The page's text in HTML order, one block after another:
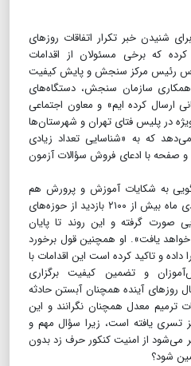
شنیدن خبر تکرار اتفاقات روزهای
که برخی مسئولان از اقدامات
رئیس مرکز سنجش و پایش کیفیت
سازمان سنجش، دستگاه‌های
ارسال کرده ایم» و معاون اجتماعی
تشکیل ۷۰کارگروه ویژه در پلیس فتای تهران و شهرستان‌ها
که به «شناسایی تعداد زیادی
و انسداد ۹ کانال و صفحه با ادعای فروش سؤالات آزمون
به شکایات آموزش و پرورش هم
اضافه می‌کند: « تا روز یکشنبه ۱۱دی ماه بیش از ۲۱۰۰ بازدید از حوزه‌های
صورت گرفته و این روند تا پایان
یافت». او همچنین قول برخورد
و تاکید کرده است این اقدامات با
و تضمین کیفیت برگزاری
روزهای آینده همچنان آبستن حادثه
ترمیم معدل همچنان نگرانند و این
به داوطلبان کنکور۱۴۰۲ نیز تسری یافته است، زیرا سؤال مهم و
می‌شود از امنیت کنکور حرف زد بدون
شود؟